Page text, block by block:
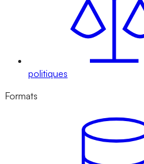
politiques
Formats